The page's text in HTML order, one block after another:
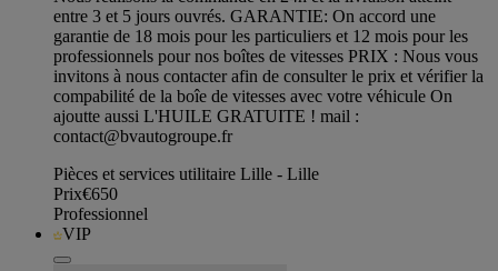
entre 3 et 5 jours ouvrés. GARANTIE: On accord une
garantie de 18 mois pour les particuliers et 12 mois pour les
professionnels pour nos boîtes de vitesses PRIX : Nous vous
invitons à nous contacter afin de consulter le prix et vérifier la
compabilité de la boîe de vitesses avec votre véhicule On
ajoutte aussi L'HUILE GRATUITE ! mail :
contact@bvautogroupe.fr
Pièces et services utilitaire Lille - Lille
Prix€650
Professionnel
VIP